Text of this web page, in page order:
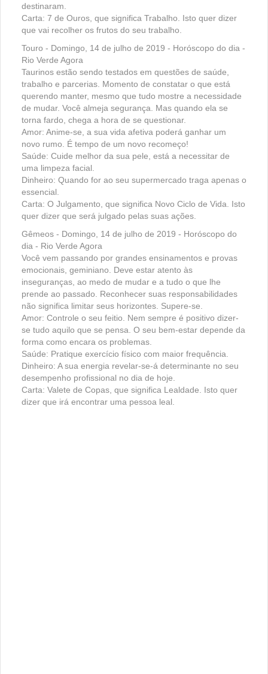
destinaram.
Carta: 7 de Ouros, que significa Trabalho. Isto quer dizer
que vai recolher os frutos do seu trabalho.
Touro - Domingo, 14 de julho de 2019 - Horóscopo do dia -
Rio Verde Agora
Taurinos estão sendo testados em questões de saúde,
trabalho e parcerias. Momento de constatar o que está
querendo manter, mesmo que tudo mostre a necessidade
de mudar. Você almeja segurança. Mas quando ela se
torna fardo, chega a hora de se questionar.
Amor: Anime-se, a sua vida afetiva poderá ganhar um
novo rumo. É tempo de um novo recomeço!
Saúde: Cuide melhor da sua pele, está a necessitar de
uma limpeza facial.
Dinheiro: Quando for ao seu supermercado traga apenas o
essencial.
Carta: O Julgamento, que significa Novo Ciclo de Vida. Isto
quer dizer que será julgado pelas suas ações.
Gêmeos - Domingo, 14 de julho de 2019 - Horóscopo do
dia - Rio Verde Agora
Você vem passando por grandes ensinamentos e provas
emocionais, geminiano. Deve estar atento às
inseguranças, ao medo de mudar e a tudo o que lhe
prende ao passado. Reconhecer suas responsabilidades
não significa limitar seus horizontes. Supere-se.
Amor: Controle o seu feitio. Nem sempre é positivo dizer-
se tudo aquilo que se pensa. O seu bem-estar depende da
forma como encara os problemas.
Saúde: Pratique exercício físico com maior frequência.
Dinheiro: A sua energia revelar-se-á determinante no seu
desempenho profissional no dia de hoje.
Carta: Valete de Copas, que significa Lealdade. Isto quer
dizer que irá encontrar uma pessoa leal.